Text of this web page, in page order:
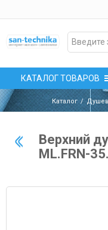
КАТАЛОГ ТОВАРОВ
Каталог
Верхний
ML.FRN-